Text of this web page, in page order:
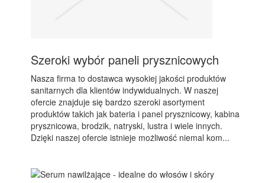
Szeroki wybór paneli prysznicowych
Nasza firma to dostawca wysokiej jakości produktów
sanitarnych dla klientów indywidualnych. W naszej
ofercie znajduje się bardzo szeroki asortyment
produktów takich jak bateria i panel prysznicowy, kabina
prysznicowa, brodzik, natryski, lustra i wiele innych.
Dzięki naszej ofercie istnieje możliwość niemal kom...